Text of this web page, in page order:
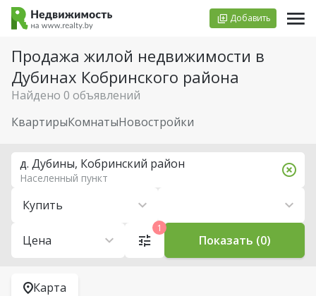
Добавить
Продажа жилой недвижимости в
Дубинах Кобринского района
Найдено 0 объявлений
КвартирыКомнатыНовостройки
Купить
Цена
д. Дубины, Кобринский район
Населенный пункт
1
Показать (0)
Карта